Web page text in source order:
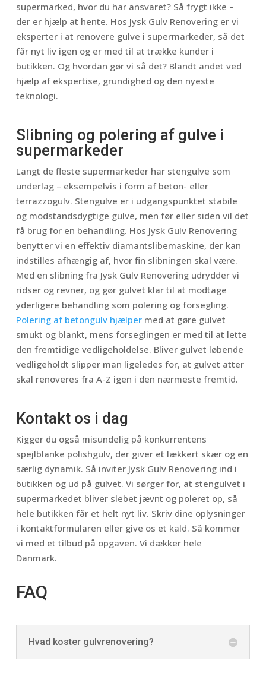
supermarked, hvor du har ansvaret? Så frygt ikke –
der er hjælp at hente. Hos Jysk Gulv Renovering er vi
eksperter i at renovere gulve i supermarkeder, så det
får nyt liv igen og er med til at trække kunder i
butikken. Og hvordan gør vi så det? Blandt andet ved
hjælp af ekspertise, grundighed og den nyeste
teknologi.
Slibning og polering af gulve i
supermarkeder
Langt de fleste supermarkeder har stengulve som
underlag – eksempelvis i form af beton- eller
terrazzogulv. Stengulve er i udgangspunktet stabile
og modstandsdygtige gulve, men før eller siden vil det
få brug for en behandling. Hos Jysk Gulv Renovering
benytter vi en effektiv diamantslibemaskine, der kan
indstilles afhængig af, hvor fin slibningen skal være.
Med en slibning fra Jysk Gulv Renovering udrydder vi
ridser og revner, og gør gulvet klar til at modtage
yderligere behandling som polering og forsegling.
Polering af betongulv hjælper med at gøre gulvet
smukt og blankt, mens forseglingen er med til at lette
den fremtidige vedligeholdelse. Bliver gulvet løbende
vedligeholdt slipper man ligeledes for, at gulvet atter
skal renoveres fra A-Z igen i den nærmeste fremtid.
Kontakt os i dag
Kigger du også misundelig på konkurrentens
spejlblanke polishgulv, der giver et lækkert skær og en
særlig dynamik. Så inviter Jysk Gulv Renovering ind i
butikken og ud på gulvet. Vi sørger for, at stengulvet i
supermarkedet bliver slebet jævnt og poleret op, så
hele butikken får et helt nyt liv. Skriv dine oplysninger
i kontaktformularen eller give os et kald. Så kommer
vi med et tilbud på opgaven. Vi dækker hele
Danmark.
FAQ
Hvad koster gulvrenovering?